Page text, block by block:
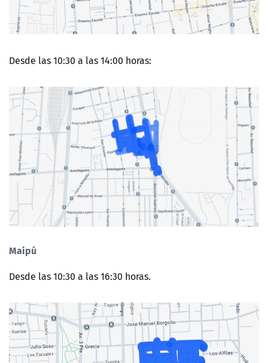
Desde las 10:30 a las 14:00 horas:
Maipú
Desde las 10:30 a las 16:30 horas.